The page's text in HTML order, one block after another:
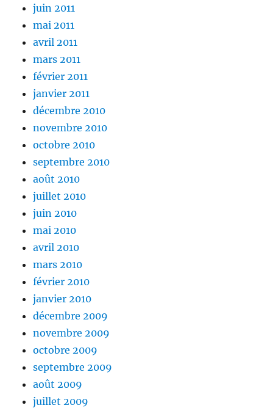
juin 2011
mai 2011
avril 2011
mars 2011
février 2011
janvier 2011
décembre 2010
novembre 2010
octobre 2010
septembre 2010
août 2010
juillet 2010
juin 2010
mai 2010
avril 2010
mars 2010
février 2010
janvier 2010
décembre 2009
novembre 2009
octobre 2009
septembre 2009
août 2009
juillet 2009